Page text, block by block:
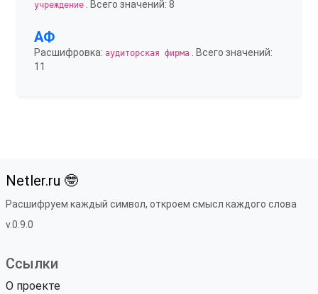
учреждение . Всего значений: 8
АФ
Расшифровка: аудиторская фирма . Всего значений:
11
Netler.ru 🤓
Расшифруем каждый символ, откроем смысл каждого слова
v.0.9.0
Ссылки
О проекте